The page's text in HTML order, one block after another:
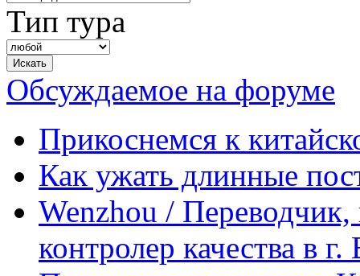
Тип тура
Обсуждаемое на форуме
Прикоснемся к
Как ужать длинные
Wenzhou / Переводчик,
контролер качества в